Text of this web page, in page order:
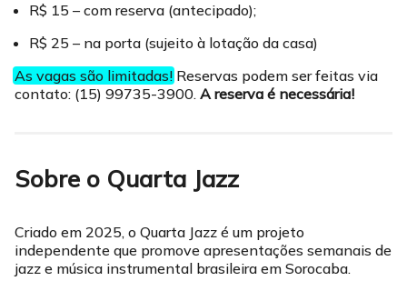
R$ 15 – com reserva (antecipado);
R$ 25 – na porta (sujeito à lotação da casa)
As vagas são limitadas! Reservas podem ser feitas via
contato: (15) 99735-3900. A reserva é necessária!
Sobre o Quarta Jazz
Criado em 2025, o Quarta Jazz é um projeto
independente que promove apresentações semanais de
jazz e música instrumental brasileira em Sorocaba.